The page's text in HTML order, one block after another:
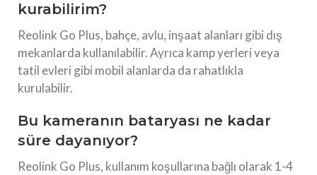
kurabilirim?
Reolink Go Plus, bahçe, avlu, inşaat alanları gibi dış
mekanlarda kullanılabilir. Ayrıca kamp yerleri veya
tatil evleri gibi mobil alanlarda da rahatlıkla
kurulabilir.
Bu kameranın bataryası ne kadar
süre dayanıyor?
Reolink Go Plus, kullanım koşullarına bağlı olarak 1-4